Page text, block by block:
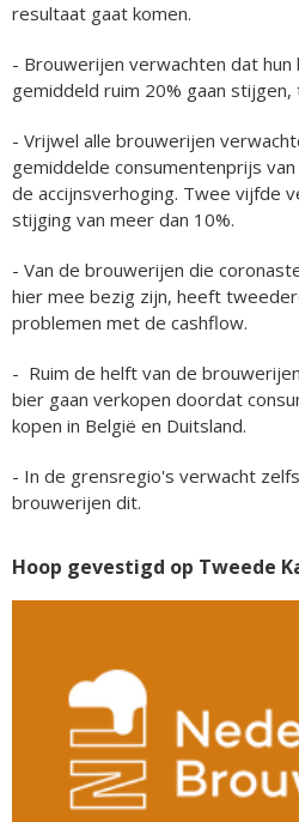
resultaat gaat komen.
- Brouwerijen verwachten dat
gemiddeld ruim 20% gaan
- Vrijwel alle brouwerijen
gemiddelde consumentenprijs
de accijnsverhoging. Twee vijfde
stijging van meer dan 10%.
- Van de brouwerijen die
hier mee bezig zijn, heeft
problemen met de cashflow.
- Ruim de helft van de
bier gaan verkopen doordat
kopen in België en Duitsland.
- In de grensregio's verwacht
brouwerijen dit.
Hoop gevestigd op Tweede